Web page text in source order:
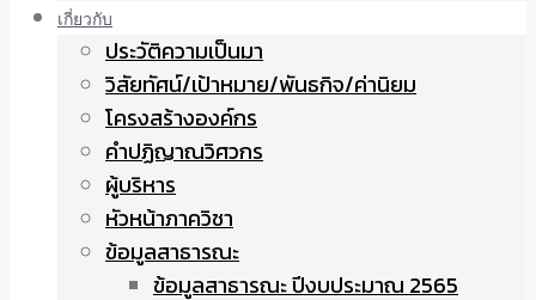
เกี่ยวกับ
ประวัติความเป็นมา
วิสัยทัศน์/เป้าหมาย/พันธกิจ/ค่านิยม
โครงสร้างองค์กร
คำปฏิญาณวิศวกร
ผู้บริหาร
หัวหน้าภาควิชา
ข้อมูลสาธารณะ
ข้อมูลสาธารณะ ปีงบประมาณ 2565